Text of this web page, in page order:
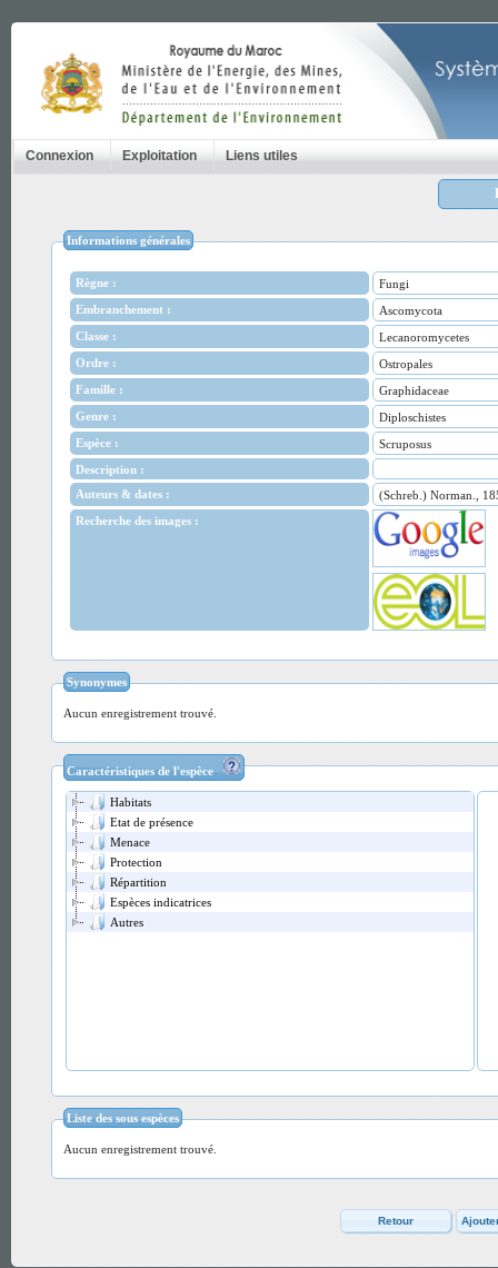
Connexion Exploitation Liens utiles
Informations générales
Règne :
Fungi
Embranchement :
Ascomycota
Classe :
Lecanoromycetes
Ordre :
Ostropales
Famille :
Graphidaceae
Genre :
Diploschistes
Espèce :
Scruposus
Description :
Auteurs & dates :
(Schreb.) Norman.,
Recherche des images :
Synonymes
Aucun enregistrement trouvé.
Caractéristiques de l'espèce
Habitats
Etat de présence
Menace
Protection
Répartition
Espèces indicatrices
Autres
Liste des sous espèces
Aucun enregistrement trouvé.